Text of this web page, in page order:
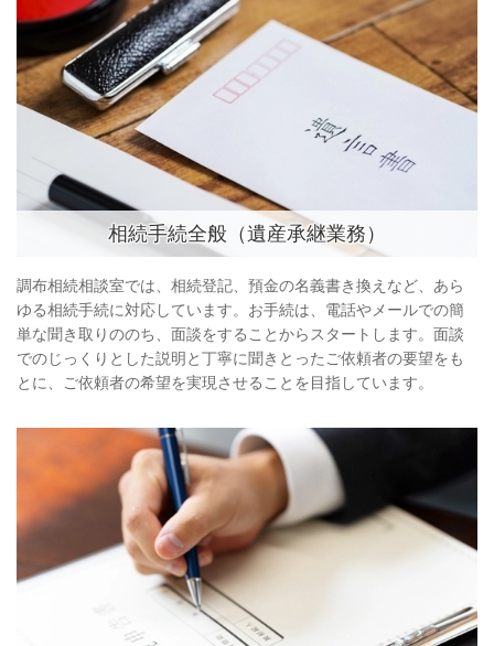
相続手続全般（遺産承継業務）
調布相続相談室では、相続登記、預金の名義書き換えなど、あら
ゆる相続手続に対応しています。お手続は、電話やメールでの簡
単な聞き取りののち、面談をすることからスタートします。面談
でのじっくりとした説明と丁寧に聞きとったご依頼者の要望をも
とに、ご依頼者の希望を実現させることを目指しています。